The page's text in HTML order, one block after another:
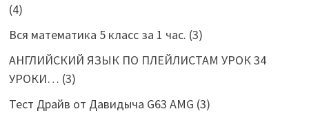
(4)
Вся математика 5 класс за 1 час. (3)
АНГЛИЙСКИЙ ЯЗЫК ПО ПЛЕЙЛИСТАМ УРОК 34
УРОКИ… (3)
Тест Драйв от Давидыча G63 AMG (3)